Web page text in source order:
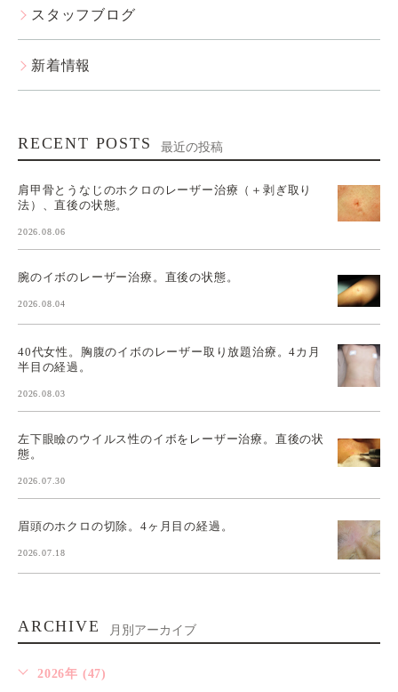
スタッフブログ
新着情報
RECENT POSTS 最近の投稿
肩甲骨とうなじのホクロのレーザー治療（＋剥ぎ取り
法）、直後の状態。
2026.08.06
腕のイボのレーザー治療。直後の状態。
2026.08.04
40代女性。胸腹のイボのレーザー取り放題治療。4カ月
半目の経過。
2026.08.03
左下眼瞼のウイルス性のイボをレーザー治療。直後の状
態。
2026.07.30
眉頭のホクロの切除。4ヶ月目の経過。
2026.07.18
ARCHIVE 月別アーカイブ
2026年 (47)